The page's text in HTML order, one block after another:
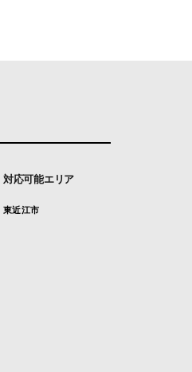
対応可能エリア
東近江市